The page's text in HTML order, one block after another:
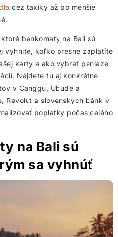
cez taxíky až po menšie
bankomaty na Bali sú
vyhnite, koľko presne zaplatíte
karty a ako vybrať peniaze
Nájdete tu aj konkrétne
v Canggu, Ubude a
Revolut a slovenských bánk v
poplatky počas celého
na Bali sú
sa vyhnúť